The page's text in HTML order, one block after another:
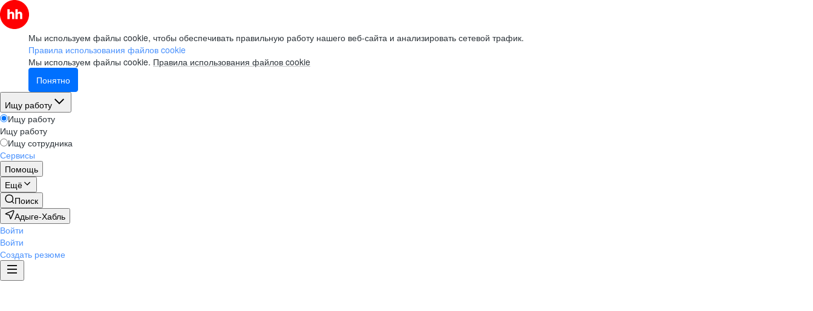
Мы используем файлы cookie, чтобы обеспечивать правильную работу нашего веб-сайта и анализировать сетевой трафик.
Правила использования файлов cookie
Мы используем файлы cookie. Правила использования файлов cookie
Понятно
Ищу работу
Ищу работу
Ищу работу
Ищу сотрудника
Сервисы
Помощь
Ещё
Поиск
Адыге-Хабль
Войти
Войти
Создать резюме